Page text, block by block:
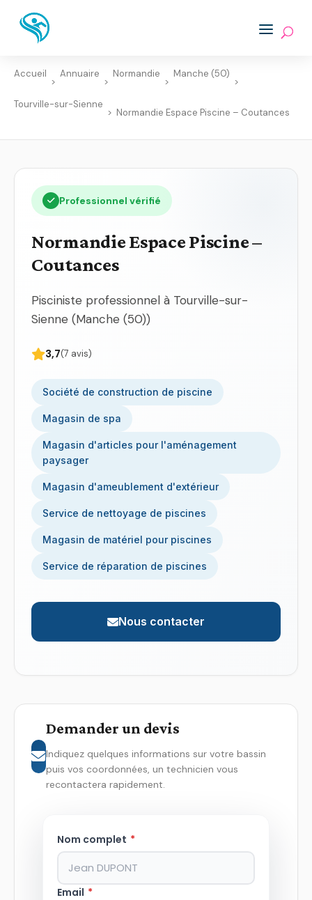
Accueil
>
Annuaire
>
Normandie
>
Manche (50)
>
Tourville-sur-Sienne
> Normandie Espace Piscine – Coutances
Professionnel vérifié
Normandie Espace Piscine –
Coutances
Pisciniste professionnel à Tourville-sur-
Sienne (Manche (50))
3,7(7 avis)
Société de construction de piscine
Magasin de spa
Magasin d'articles pour l'aménagement
paysager
Magasin d'ameublement d'extérieur
Service de nettoyage de piscines
Magasin de matériel pour piscines
Service de réparation de piscines
Nous contacter
Demander un devis
Indiquez quelques informations sur votre bassin
puis vos coordonnées, un technicien vous
recontactera rapidement.
Nom complet *
Email *